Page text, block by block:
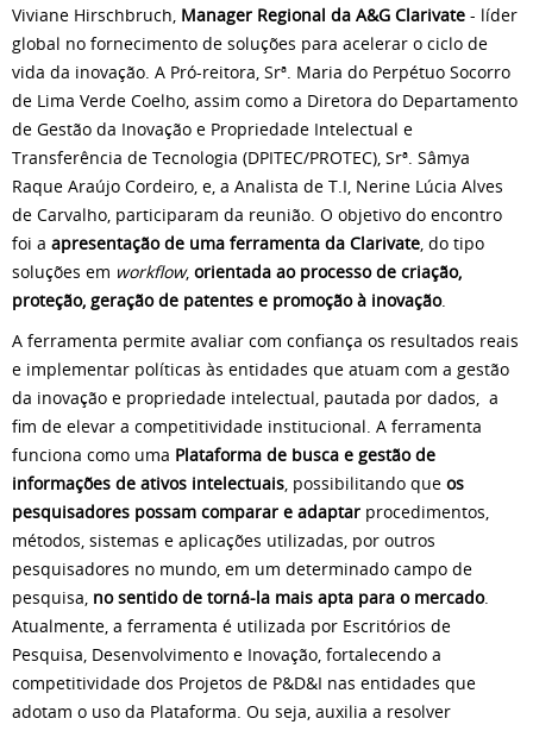
Viviane Hirschbruch, Manager Regional da A&G Clarivate - líder
global no fornecimento de soluções para acelerar o ciclo de
vida da inovação. A Pró-reitora, Srª. Maria do Perpétuo Socorro
de Lima Verde Coelho, assim como a Diretora do Departamento
de Gestão da Inovação e Propriedade Intelectual e
Transferência de Tecnologia (DPITEC/PROTEC), Srª. Sâmya
Raque Araújo Cordeiro, e, a Analista de T.I, Nerine Lúcia Alves
de Carvalho, participaram da reunião. O objetivo do encontro
foi a apresentação de uma ferramenta da Clarivate, do tipo
soluções em workflow, orientada ao processo de criação,
proteção, geração de patentes e promoção à inovação.
A ferramenta permite avaliar com confiança os resultados reais
e implementar políticas às entidades que atuam com a gestão
da inovação e propriedade intelectual, pautada por dados, a
fim de elevar a competitividade institucional. A ferramenta
funciona como uma Plataforma de busca e gestão de
informações de ativos intelectuais, possibilitando que os
pesquisadores possam comparar e adaptar procedimentos,
métodos, sistemas e aplicações utilizadas, por outros
pesquisadores no mundo, em um determinado campo de
pesquisa, no sentido de torná-la mais apta para o mercado.
Atualmente, a ferramenta é utilizada por Escritórios de
Pesquisa, Desenvolvimento e Inovação, fortalecendo a
competitividade dos Projetos de P&D&I nas entidades que
adotam o uso da Plataforma. Ou seja, auxilia a resolver